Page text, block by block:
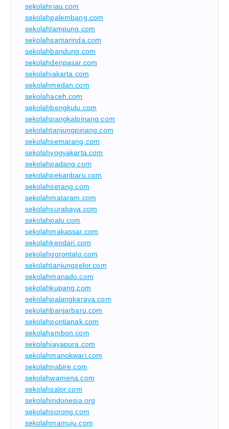
sekolahriau.com
sekolahpalembang.com
sekolahlampung.com
sekolahsamarinda.com
sekolahbandung.com
sekolahdenpasar.com
sekolahjakarta.com
sekolahmedan.com
sekolahaceh.com
sekolahbengkulu.com
sekolahpangkalpinang.com
sekolahtanjungpinang.com
sekolahsemarang.com
sekolahyogyakarta.com
sekolahpadang.com
sekolahpekanbaru.com
sekolahserang.com
sekolahmataram.com
sekolahsurabaya.com
sekolahpalu.com
sekolahmakassar.com
sekolahkendari.com
sekolahgorontalo.com
sekolahtanjungselor.com
sekolahmanado.com
sekolahkupang.com
sekolahpalangkaraya.com
sekolahbanjarbaru.com
sekolahpontianak.com
sekolahambon.com
sekolahjayapura.com
sekolahmanokwari.com
sekolahnabire.com
sekolahwamena.com
sekolahsalor.com
sekolahindonesia.org
sekolahsorong.com
sekolahmamuju.com